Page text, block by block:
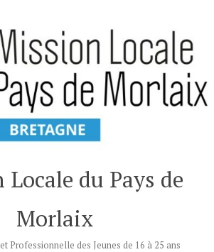
du Pays de
Morlaix
Professionnelle des Jeunes de 16 à 25 ans